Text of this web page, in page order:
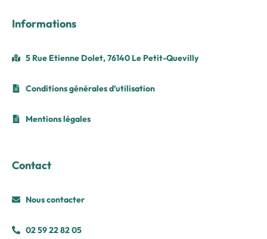
Informations
5 Rue Etienne Dolet, 76140 Le Petit-Quevilly
Conditions générales d’utilisation
Mentions légales
Contact
Nous contacter
02 59 22 82 05